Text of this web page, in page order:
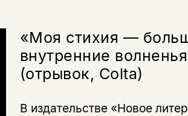
«Моя стихия —
внутренние
(отрывок, Colta)
В издательстве «Новое
Поделиться
подписаться
подписаться
да
нет, вернуться назад